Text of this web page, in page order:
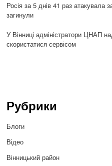
Росія за 5 днів 41 раз атакувала
загинули
У Вінниці адміністратори ЦНАП
скористатися сервісом
Рубрики
Блоги
Відео
Вінницький район